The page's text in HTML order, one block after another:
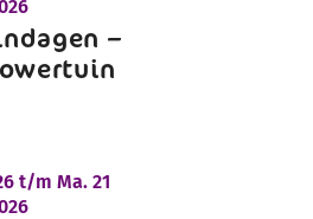
–
t/mMa. 21